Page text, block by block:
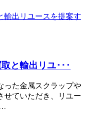
と輸出リユ･･･
った金属スクラップや
せていただき、リユー
…